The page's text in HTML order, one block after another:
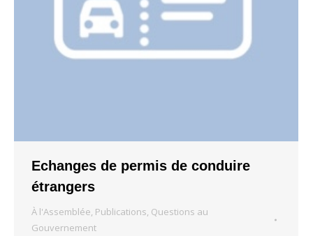
Echanges de permis de conduire
étrangers
À l'Assemblée, Publications, Questions au
Gouvernement